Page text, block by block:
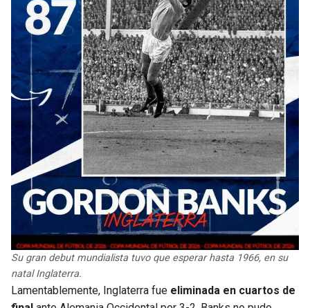
Su gran debut mundialista tuvo que esperar hasta 1966, en su
natal Inglaterra.
Lamentablemente, Inglaterra fue eliminada en cuartos de